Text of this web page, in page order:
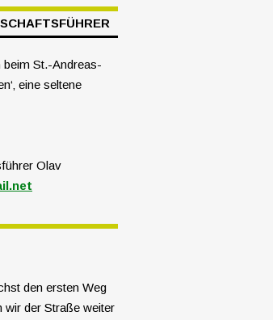
beim St.-Andreas-
eine seltene
Olav
den ersten Weg
wir der Straße weiter